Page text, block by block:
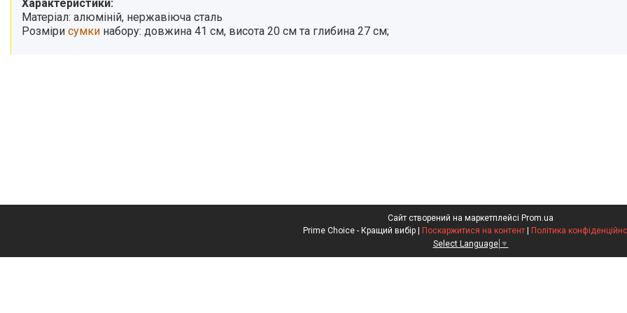
Характеристики:
Матеріал: алюміній, нержавіюча сталь
Розміри сумки набору: довжина 41 см, висота 20 см та глибина 27 см;
Сайт створений на маркетплейсі Prom.ua
Поскаржитися на контент
Політика
Select Language ▼